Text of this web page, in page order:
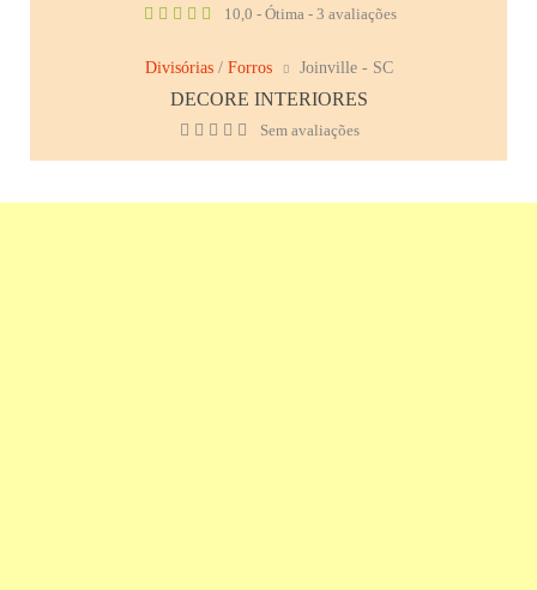
10,0 - Ótima - 3 avaliações
Divisórias/ Forros Joinville - SC
DECORE INTERIORES
Sem avaliações